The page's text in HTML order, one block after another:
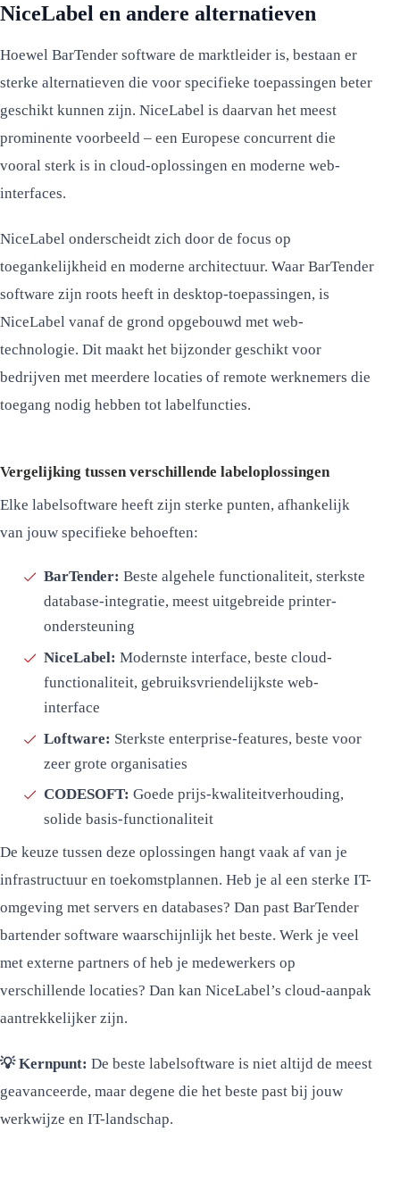
NiceLabel en andere alternatieven
Hoewel BarTender software de marktleider is, bestaan er
sterke alternatieven die voor specifieke toepassingen beter
geschikt kunnen zijn. NiceLabel is daarvan het meest
prominente voorbeeld – een Europese concurrent die
vooral sterk is in cloud-oplossingen en moderne web-
interfaces.
NiceLabel onderscheidt zich door de focus op
toegankelijkheid en moderne architectuur. Waar BarTender
software zijn roots heeft in desktop-toepassingen, is
NiceLabel vanaf de grond opgebouwd met web-
technologie. Dit maakt het bijzonder geschikt voor
bedrijven met meerdere locaties of remote werknemers die
toegang nodig hebben tot labelfuncties.
Vergelijking tussen verschillende labeloplossingen
Elke labelsoftware heeft zijn sterke punten, afhankelijk
van jouw specifieke behoeften:
BarTender: Beste algehele functionaliteit, sterkste
database-integratie, meest uitgebreide printer-
ondersteuning
NiceLabel: Modernste interface, beste cloud-
functionaliteit, gebruiksvriendelijkste web-
interface
Loftware: Sterkste enterprise-features, beste voor
zeer grote organisaties
CODESOFT: Goede prijs-kwaliteitverhouding,
solide basis-functionaliteit
De keuze tussen deze oplossingen hangt vaak af van je
infrastructuur en toekomstplannen. Heb je al een sterke IT-
omgeving met servers en databases? Dan past BarTender
bartender software waarschijnlijk het beste. Werk je veel
met externe partners of heb je medewerkers op
verschillende locaties? Dan kan NiceLabel’s cloud-aanpak
aantrekkelijker zijn.
💡 Kernpunt: De beste labelsoftware is niet altijd de meest
geavanceerde, maar degene die het beste past bij jouw
werkwijze en IT-landschap.